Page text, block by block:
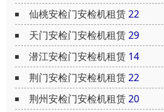
仙桃安检门安检机租赁22
天门安检门安检机租赁29
潜江安检门安检机租赁 14
荆门安检门安检机租赁22
荆州安检门安检机租赁20